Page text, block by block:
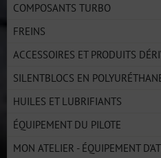
COMPOSANTS TURBO
FREINS
ACCESSOIRES ET PRODUITS
SILENTBLOCS EN
HUILES ET LUBRIFIANTS
ÉQUIPEMENT DU PILOTE
MON ATELIER - ÉQUIPEMENT